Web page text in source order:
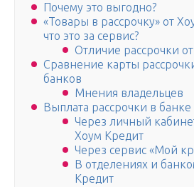
Почему это выгодно?
«Товары в рассрочку» от
что это за сервис?
Отличие рассрочки
Сравнение карты
банков
Мнения владельцев
Выплата рассрочки в
Через личный
Хоум Кредит
Через сервис «Мой
В отделениях и
Кредит